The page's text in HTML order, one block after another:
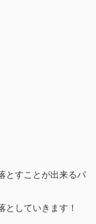
とすことが出来るパ
としていきます！